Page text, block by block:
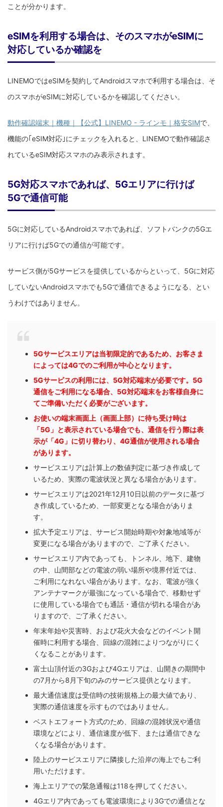
ことが分かります。
eSIMを利用する場合は、そのスマホがeSIMに
対応しているか確認を
LINEMOではeSIMを契約してAndroidスマホで利用する場合は、そ
のスマホがeSIMに対応しているかを確認してください。
動作確認端末｜機種｜【公式】LINEMO - ラインモ｜格安SIMで、
機能の｢eSIM対応｣にチェックを入れると、LINEMOで動作確認さ
れているeSIM対応スマホのみ表示されます。
5G対応スマホであれば、5Gエリアに行けば
5Gで通信可能
5Gに対応しているAndroidスマホであれば、ソフトバンクの5Gエ
リアに行けば5Gでの通信が可能です。
サービス側が5Gサービスを提供しているからといって、5Gに対応
していないAndroidスマホでも5Gで通信できるようになる、とい
うわけではありません。
5Gサービスエリアは当初限定的であるため、お客さま
によっては4Gでのご利用が中心となります。
5Gサービスの利用には、5G対応端末が必要です。5G
通信をご利用になる場合、5G対応端末をお客様自身に
てご準備いただく必要がございます。
お使いの端末画面上（画面上部）に待ち受け時は
「5G」と表示されている場合でも、通信を行う際は表
示が「4G」に切り替わり、4G通信が使用される場合
があります。
サービスエリアは計算上の数値判定に基づき作成して
いるため、実際の電波状況と異なる場合があります。
サービスエリアは2021年12月10日以前のデータに基づ
き作成しているため、一部変更となる場合がありま
す。
拡大予定エリアは、サービス開始時期や対象地域等が
変更になる場合がありますので、ご了承ください。
サービスエリア内であっても、トンネル、地下、建物
の中、山間部などの電波の弱い場所や境界付近では、
ご利用になれない場合があります。なお、電波が強く
アンテナマークが最強になっている場合で、移動せず
に使用している場合でも通話・通信が切れる場合があ
りますので、ご了承ください。
年末年始や災害時、および花火大会などのイベント開
催時に利用する場合、回線の混雑によりつながりにく
くなることがあります。
富士山頂付近の3Gおよび4Gエリアは、山開きの期間中
の7月から8月下旬のみのサービス提供となります。
最大通信速度は受信時の技術規格上の最大値であり、
実際の通信速度を示すものではありません。
ベストエフォート方式のため、回線の混雑状況や通信
環境などにより、通信速度が低下、または通信できな
くなる場合があります。
陸上のサービスエリアに隣接した沿岸の海上でもご利
用いただけます。
海上エリアでの緊急通報は118を押してください。
4Gエリア内であっても電波環境により3Gでの通信とな